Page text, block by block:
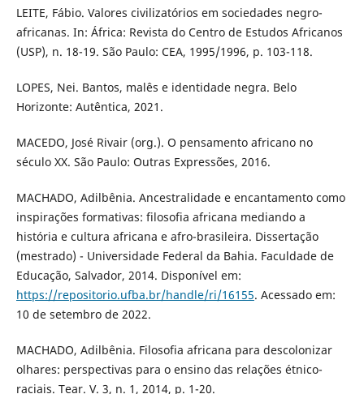
LEITE, Fábio. Valores civilizatórios em sociedades negro-
africanas. In: África: Revista do Centro de Estudos Africanos
(USP), n. 18-19. São Paulo: CEA, 1995/1996, p. 103-118.
LOPES, Nei. Bantos, malês e identidade negra. Belo
Horizonte: Autêntica, 2021.
MACEDO, José Rivair (org.). O pensamento africano no
século XX. São Paulo: Outras Expressões, 2016.
MACHADO, Adilbênia. Ancestralidade e encantamento como
inspirações formativas: filosofia africana mediando a
história e cultura africana e afro-brasileira. Dissertação
(mestrado) - Universidade Federal da Bahia. Faculdade de
Educação, Salvador, 2014. Disponível em:
https://repositorio.ufba.br/handle/ri/16155. Acessado em:
10 de setembro de 2022.
MACHADO, Adilbênia. Filosofia africana para descolonizar
olhares: perspectivas para o ensino das relações étnico-
raciais. Tear. V. 3, n. 1, 2014, p. 1-20.